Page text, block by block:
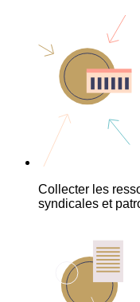
Collecter les
syndicales et